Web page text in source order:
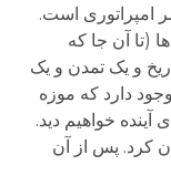
امپراتوری است.
(تا آن جا که
و یک تمدن و یک
دارد که موزه
آینده خواهیم دید.
کرد. پس از آن